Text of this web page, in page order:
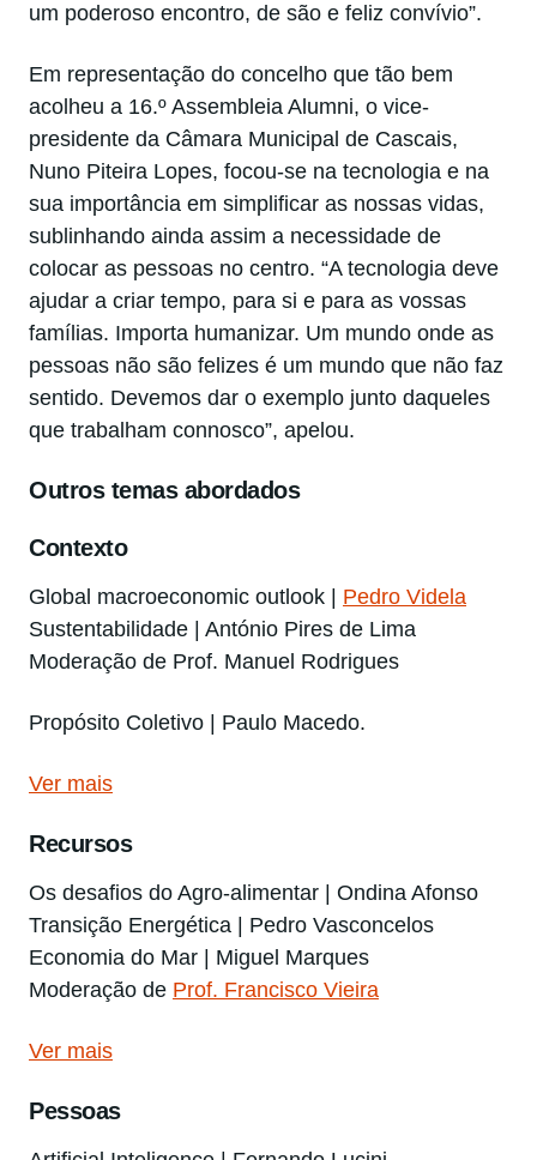
um poderoso encontro, de são e feliz convívio”.
Em representação do concelho que tão bem
acolheu a 16.º Assembleia Alumni, o vice-
presidente da Câmara Municipal de Cascais,
Nuno Piteira Lopes, focou-se na tecnologia e na
sua importância em simplificar as nossas vidas,
sublinhando ainda assim a necessidade de
colocar as pessoas no centro. “A tecnologia deve
ajudar a criar tempo, para si e para as vossas
famílias. Importa humanizar. Um mundo onde as
pessoas não são felizes é um mundo que não faz
sentido. Devemos dar o exemplo junto daqueles
que trabalham connosco”, apelou.
Outros temas abordados
Contexto
Global macroeconomic outlook | Pedro Videla
Sustentabilidade | António Pires de Lima
Moderação de Prof. Manuel Rodrigues
Propósito Coletivo | Paulo Macedo.
Ver mais
Recursos
Os desafios do Agro-alimentar | Ondina Afonso
Transição Energética | Pedro Vasconcelos
Economia do Mar | Miguel Marques
Moderação de Prof. Francisco Vieira
Ver mais
Pessoas